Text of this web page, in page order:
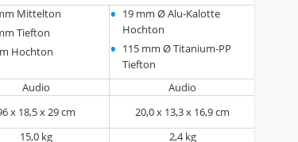
Mittelton
Tiefton
Hochton
• 19 mm Ø Alu-Kalotte
Hochton
• 115 mm Ø Titanium-PP
Tiefton
Audio
Audio
x 18,5 x 29 cm
20,0 x 13,3 x 16,9 cm
15,0 kg
2,4 kg